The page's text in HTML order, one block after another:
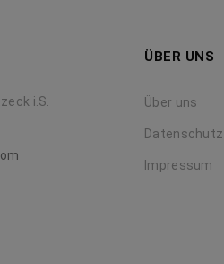
i.S.
ÜBER UNS
Über uns
Datenschutz
Impressum